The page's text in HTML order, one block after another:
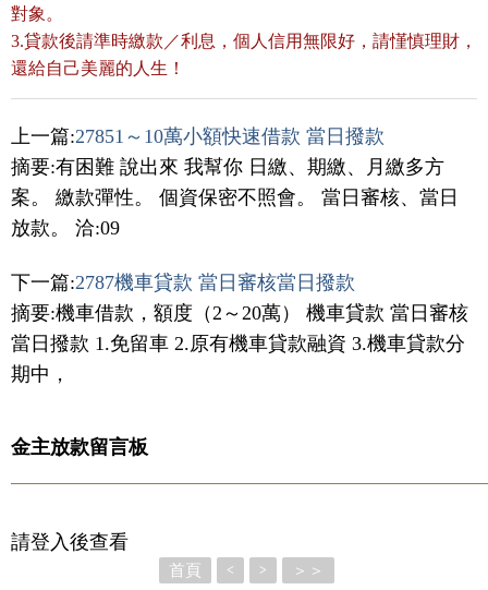
對象。
3.貸款後請準時繳款／利息，個人信用無限好，請慬慎理財，
還給自己美麗的人生！
上一篇:27851～10萬小額快速借款 當日撥款
摘要:有困難 說出來 我幫你 日繳、期繳、月繳多方
案。 繳款彈性。 個資保密不照會。 當日審核、當日
放款。 洽:09
下一篇:2787機車貸款 當日審核當日撥款
摘要:機車借款，額度（2～20萬） 機車貸款 當日審核
當日撥款 1.免留車 2.原有機車貸款融資 3.機車貸款分
期中，
金主放款留言板
請登入後查看
首頁 < > ＞＞